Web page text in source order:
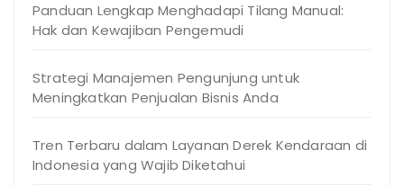
Panduan Lengkap Menghadapi Tilang Manual:
Hak dan Kewajiban Pengemudi
Strategi Manajemen Pengunjung untuk
Meningkatkan Penjualan Bisnis Anda
Tren Terbaru dalam Layanan Derek Kendaraan di
Indonesia yang Wajib Diketahui